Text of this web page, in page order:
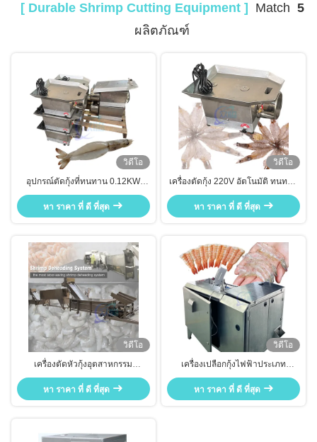
[ Durable Shrimp Cutting Equipment ]
Match 5
ผลิตภัณฑ์
วิดีโอ
อุปกรณ์ตัดกุ้งที่ทนทาน 0.12KW
เครื่องตัดกุ้งอุตสาหกรรม
หา ราคา ที่ ดี ที่สุด
วิดีโอ
เครื่องตัดกุ้ง 220V อัตโนมัติ ทนทาน
สําหรับอุตสาหกรรม
หา ราคา ที่ ดี ที่สุด
วิดีโอ
เครื่องตัดหัวกุ้งอุตสาหกรรม
SUS316 ทนทานสําหรับตัดหัว
หา ราคา ที่ ดี ที่สุด
วิดีโอ
เครื่องเปลือกกุ้งไฟฟ้าประเภท
พาณิชย์ ทนทานหลายฟังก์ชัน 70pcs
/ นาที
หา ราคา ที่ ดี ที่สุด